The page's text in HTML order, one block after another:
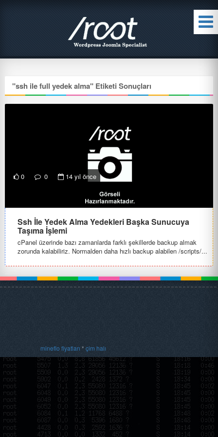
"ssh ile full yedek alma" Etiketi Sonuçları
0 0 14 yıl önce
Ssh İle Yedek Alma Yedekleri Başka Sunucuya
Taşıma İşlemi
cPanel üzerinde bazı zamanlarda farklı şekillerde backup almak
zorunda kalabiliriz. Normalden daha hızlı backup alabilen /scripts/...
mineflo fiyatları * çim halı